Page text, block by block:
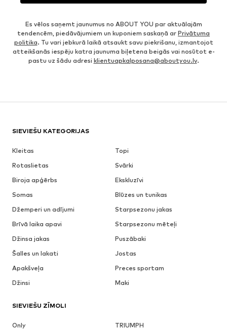
Es vēlos saņemt jaunumus no ABOUT YOU par aktuālajām
tendencēm, piedāvājumiem un kuponiem saskaņā ar Privātuma
politika. Tu vari jebkurā laikā atsaukt savu piekrišanu, izmantojot
atteikšanās iespēju katra jaunuma biļetena beigās vai nosūtot e-
pastu uz šādu adresi klientuapkalposana@aboutyou.lv.
SIEVIEŠU KATEGORIJAS
Kleitas
Topi
Rotaslietas
Svārki
Biroja apģērbs
Ekskluzīvi
Somas
Blūzes un tunikas
Džemperi un adījumi
Starpsezonu jakas
Brīvā laika apavi
Starpsezonu mēteļi
Džinsa jakas
Puszābaki
Šalles un lakati
Jostas
Apakšveļa
Preces sportam
Džinsi
Maki
SIEVIEŠU ZĪMOLI
Only
TRIUMPH